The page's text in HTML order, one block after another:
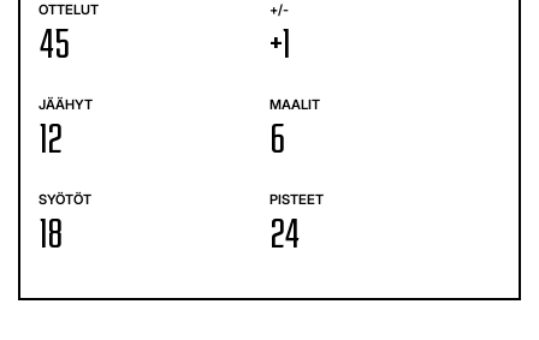
OTTELUT
45
+/-
+1
JÄÄHYT
12
MAALIT
6
SYÖTÖT
18
PISTEET
24